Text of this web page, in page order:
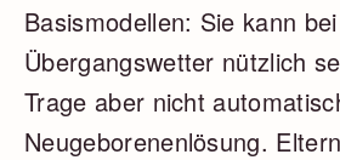
Basismodellen: Sie kann
Übergangswetter nützlich
Trage aber nicht
Neugeborenenlösung.